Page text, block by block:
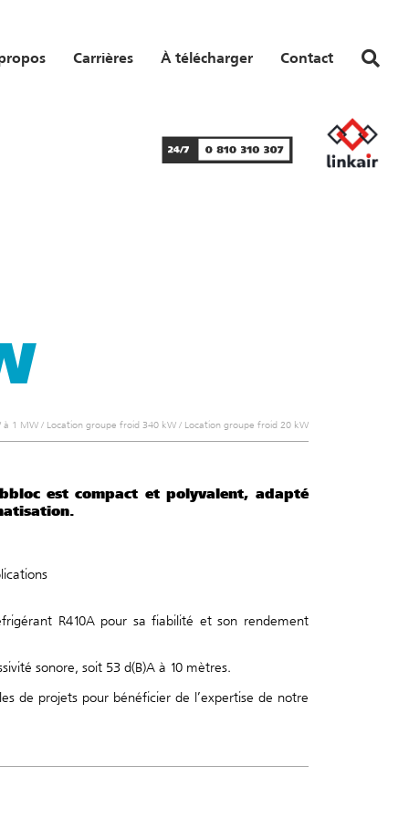
Carrières À télécharger Contact
à 1 MW/ Location groupe froid 340 kW/ Location groupe froid 20 kW
est compact et polyvalent, adapté
R410A pour sa fiabilité et son rendement
sonore, soit 53 d(B)A à 10 mètres.
de projets pour bénéficier de l’expertise de notre